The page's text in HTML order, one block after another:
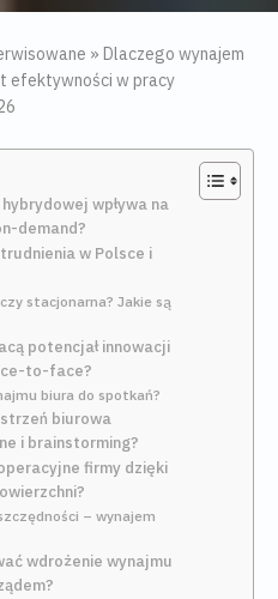
» Dlaczego wynajem
efektywności w pracy
wpływa na
demand?
w Polsce i
stacjonarna? Jakie są
potencjał innowacji
to-face?
biura do spotkań?
biurowa
i brainstorming?
firmy dzięki
– wynajem
wdrożenie wynajmu